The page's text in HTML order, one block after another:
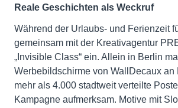
Reale Geschichten als Weckruf
Während der Urlaubs- und Ferienzeit
gemeinsam mit der Kreativagentur
„Invisible Class“ ein. Allein in Berlin
Werbebildschirme von WallDecaux an
mehr als 4.000 stadtweit verteilte
Kampagne aufmerksam. Motive mit